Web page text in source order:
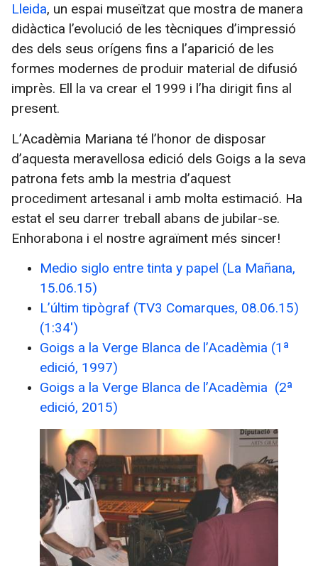
Lleida, un espai museïtzat que mostra de manera
didàctica l’evolució de les tècniques d’impressió
des dels seus orígens fins a l’aparició de les
formes modernes de produir material de difusió
imprès. Ell la va crear el 1999 i l’ha dirigit fins al
present.
L’Acadèmia Mariana té l’honor de disposar
d’aquesta meravellosa edició dels Goigs a la seva
patrona fets amb la mestria d’aquest
procediment artesanal i amb molta estimació. Ha
estat el seu darrer treball abans de jubilar-se.
Enhorabona i el nostre agraïment més sincer!
Medio siglo entre tinta y papel (La Mañana,
15.06.15)
L’últim tipògraf (TV3 Comarques, 08.06.15)
(1:34′)
Goigs a la Verge Blanca de l’Acadèmia (1ª
edició, 1997)
Goigs a la Verge Blanca de l’Acadèmia (2ª
edició, 2015)